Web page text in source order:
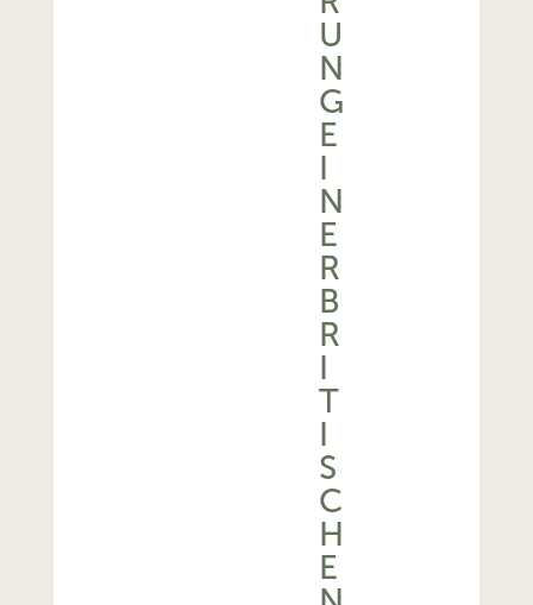
U
N
G
E
I
N
E
R
B
R
I
T
I
S
C
H
E